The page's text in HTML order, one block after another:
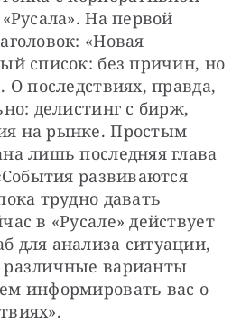
На первой
«Новая
список: без причин, но
О последствиях, правда,
делистинг с бирж,
на рынке. Простым
лишь последняя глава
развиваются
трудно давать
в «Русале» действует
для анализа ситуации,
различные варианты
информировать вас о